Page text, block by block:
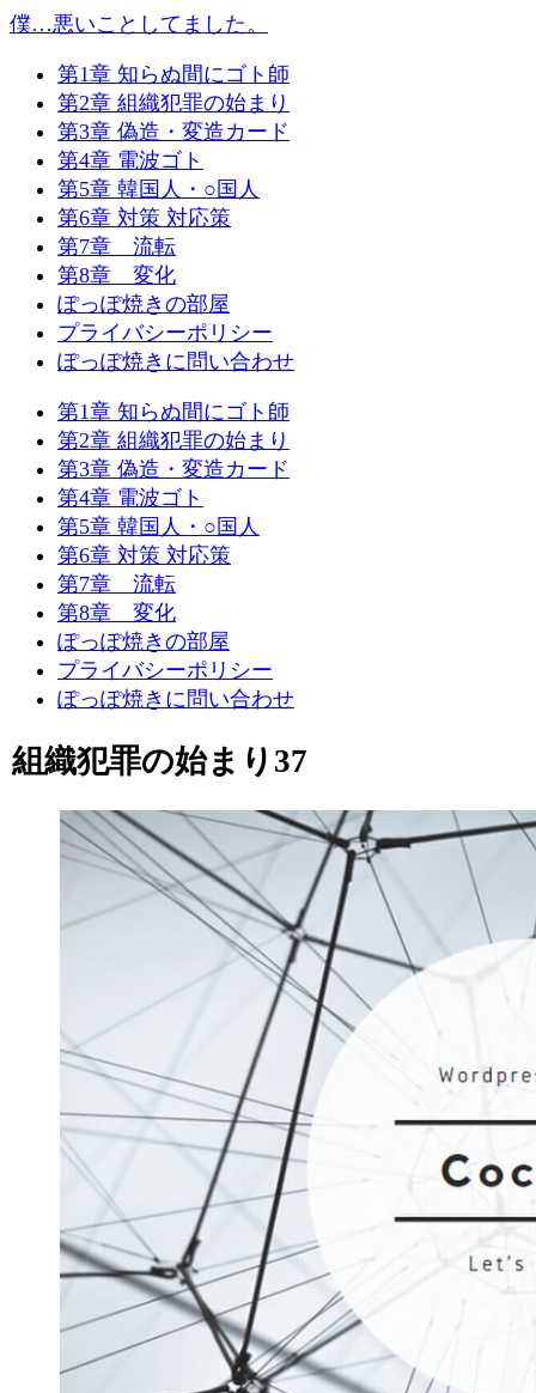
僕…悪いことしてました。
第1章 知らぬ間にゴト師
第2章 組織犯罪の始まり
第3章 偽造・変造カード
第4章 電波ゴト
第5章 韓国人・○国人
第6章 対策 対応策
第7章 流転
第8章 変化
ぽっぽ焼きの部屋
プライバシーポリシー
ぽっぽ焼きに問い合わせ
第1章 知らぬ間にゴト師
第2章 組織犯罪の始まり
第3章 偽造・変造カード
第4章 電波ゴト
第5章 韓国人・○国人
第6章 対策 対応策
第7章 流転
第8章 変化
ぽっぽ焼きの部屋
プライバシーポリシー
ぽっぽ焼きに問い合わせ
組織犯罪の始まり37